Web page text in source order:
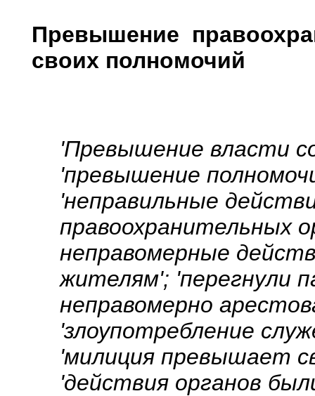
Превышение
своих полномочий
'Превышение власти
'превышение
'неправильные
правоохранительных
неправомерные
жителям'; 'перегнули
неправомерно
'злоупотребление
'милиция превышает
'действия органов